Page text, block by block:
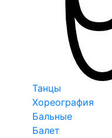
Танцы
Хореография
Бальные
Балет